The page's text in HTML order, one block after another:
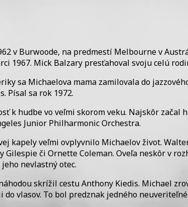
v Burwoode, na predmestí Melbourne v
1967. Mick Balzary presťahoval svoju celú
sa Michaelova mama zamilovala do
Písal sa rok 1972.
hudbe vo veľmi skorom veku. Najskôr začal
Junior Philharmonic Orchestra.
kapely veľmi ovplyvnilo Michaelov život.
či Ornette Coleman. Oveľa neskôr v
nevlastný otec.
skrížil cestu Anthony Kiedis. Michael
vlasov. To bol predznak jedného